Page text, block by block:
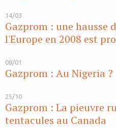
14/03
Gazprom : une hausse
l'Europe en 2008 est
08/01
Gazprom : Au Nigeria ?
25/10
Gazprom : La pieuvre
tentacules au Canada